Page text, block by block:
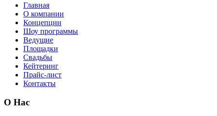
Главная
О компании
Концепции
Шоу программы
Ведущие
Площадки
Свадьбы
Кейтеринг
Прайс-лист
Контакты
О Нас